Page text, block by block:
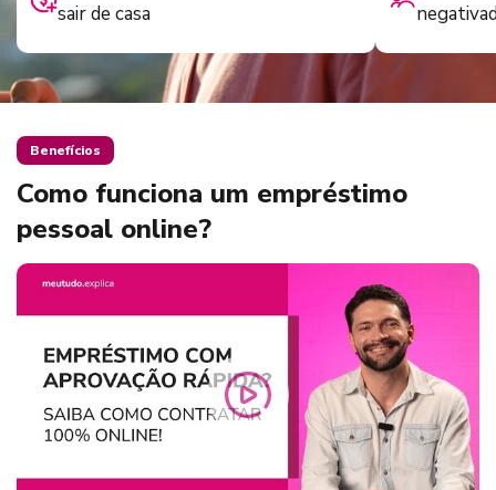
sair de casa
Benefícios
Como funciona um empréstimo
pessoal online?